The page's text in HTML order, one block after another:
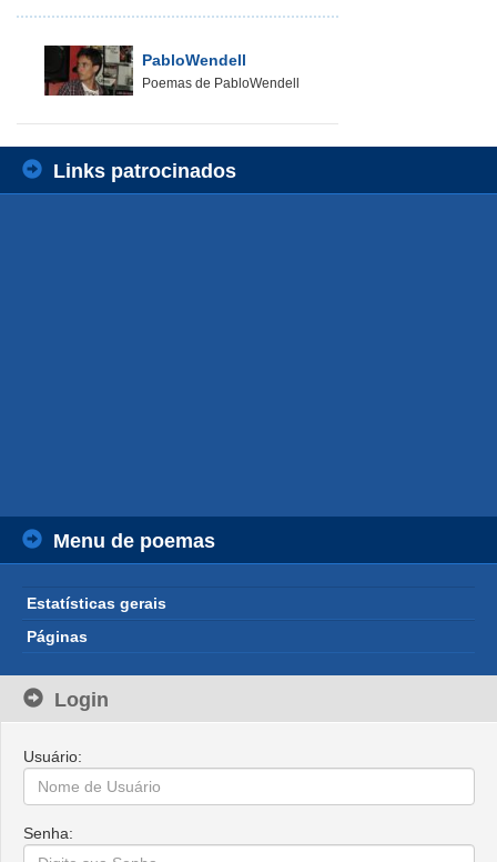
PabloWendell
Poemas de PabloWendell
Links patrocinados
Menu de poemas
Estatísticas gerais
Páginas
Login
Usuário:
Senha: